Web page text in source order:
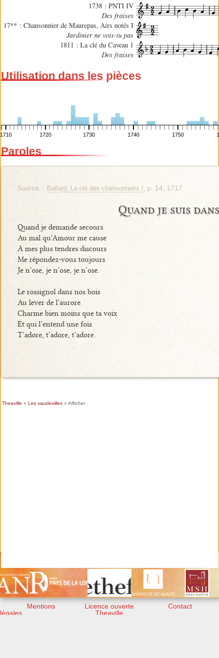
1738 : PNTI IV
Des fraises
17** : Chansonnier de Maurepas, Airs notés I
Jardinier ne vois-tu pas
1811 : La clé du Caveau 1
Des fraises
Utilisation dans les pièces
1710 1720 1730 1740 1750
Paroles
Source : Ballard, La clé des chansonniers I , p. 14, 1717
Quand je suis
Quand je demande secours
Au mal qu’Amour me cause
À mes plus tendres discours
Me répondez-vous toujours
Je n’ose, je n’ose, je n’ose.
Le rossignol dans nos bois
Au lever de l’aurore
Charme bien moins que ta voix
Et qui l’entend une fois
T’adore, t’adore, t’adore.
Theaville » Les vaudevilles» Afficher
Mentions
légales
Licence ouverte
Theaville
Contact